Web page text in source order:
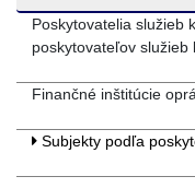
Poskytovatelia služieb
poskytovateľov služieb
Finančné inštitúcie
Subjekty podľa